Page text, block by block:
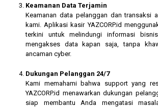
Keamanan Data Terjamin
Keamanan data pelanggan dan transaksi
kami. Aplikasi kasir YAZCORP.id
terkini untuk melindungi informasi
mengakses data kapan saja, tanpa
ancaman cyber.
Dukungan Pelanggan 24/7
Kami memahami bahwa support yang
YAZCORP.id menawarkan dukungan
siap membantu Anda mengatasi